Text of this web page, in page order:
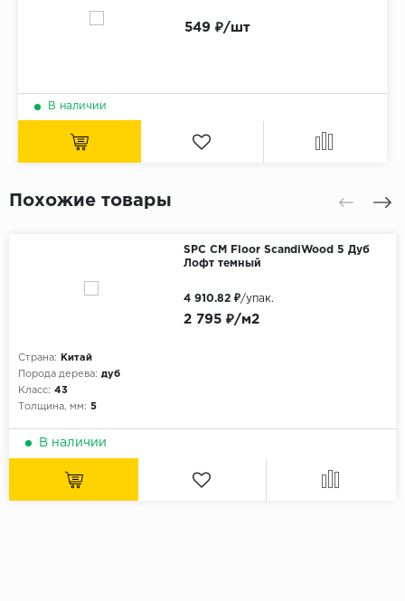
549 ₽/шт
В наличии
Похожие товары
SPC CM Floor ScandiWood 5 Дуб
Лофт темный
Страна:
Китай
Порода дерева: дуб
Класс: 43
Толщина, мм: 5
2 795 ₽/м2
4 910.82 ₽/упак.
В наличии